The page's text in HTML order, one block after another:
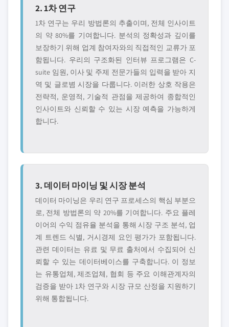
2. 1차 연구
1차 연구는 우리 방법론의 추출이며, 전체 인사이트
의 약 80%를 기여합니다. 분석의 정확성과 깊이를
보장하기 위해 업계 참여자와의 직접적인 교류가 포
함됩니다. 우리의 구조화된 인터뷰 프로그램은 C-
suite 임원, 이사 및 주제 전문가들의 입력을 받아 지
역 및 글로볌 시장을 다룹니다. 이러한 상호 작용은
전략적, 운영적, 기술적 관점을 제공하여 종합적인
인사이트와 신뢰할 수 있는 시장 예측을 가능하게
합니다.
3. 데이터 마이닝 및 시장 분석
데이터 마이닝은 우리 연구 프로세스의 핵심 부분으
로, 전체 방법론의 약 20%를 기여합니다. 주요 플레
이어의 수익 점유율 분석을 통해 시장 구조 분석, 업
계 트렌드 식별, 거시경제 요인 평가가 포함됩니다.
관련 데이터는 유료 및 무료 출처에서 수집되어 신
뢰할 수 있는 데이터베이스를 구축합니다. 이 정보
는 유통업체, 제조업체, 협회 등 주요 이해관계자의
검증을 받아 1차 연구와 시장 규모 산정을 지원하기
위해 통합됩니다.